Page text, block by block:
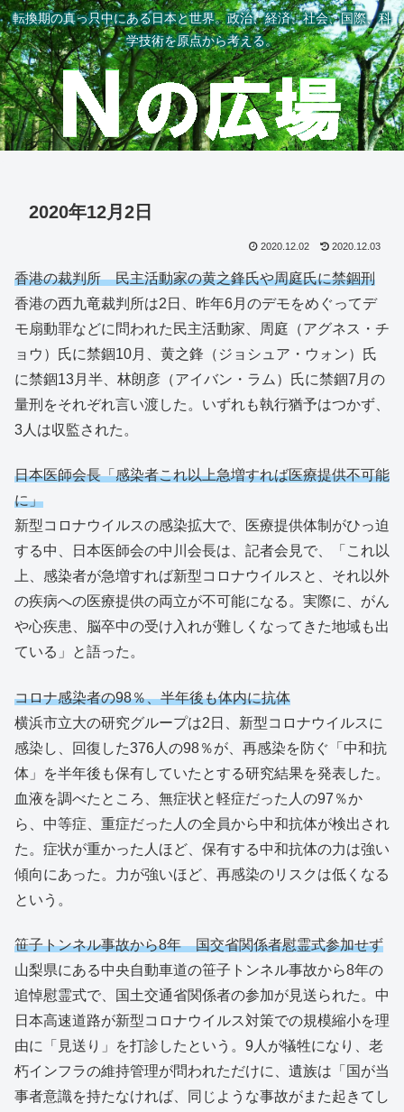
転換期の真っ只中にある日本と世界。政治、経済、社会、国際、科
学技術を原点から考える。
2020年12月2日
2020.12.02 2020.12.03
香港の裁判所 民主活動家の黄之鋒氏や周庭氏に禁錮刑
香港の西九竜裁判所は2日、昨年6月のデモをめぐってデ
モ扇動罪などに問われた民主活動家、周庭（アグネス・チ
ョウ）氏に禁錮10月、黄之鋒（ジョシュア・ウォン）氏
に禁錮13月半、林朗彦（アイバン・ラム）氏に禁錮7月の
量刑をそれぞれ言い渡した。いずれも執行猶予はつかず、
3人は収監された。
日本医師会長「感染者これ以上急増すれば医療提供不可能
に」
新型コロナウイルスの感染拡大で、医療提供体制がひっ迫
する中、日本医師会の中川会長は、記者会見で、「これ以
上、感染者が急増すれば新型コロナウイルスと、それ以外
の疾病への医療提供の両立が不可能になる。実際に、がん
や心疾患、脳卒中の受け入れが難しくなってきた地域も出
ている」と語った。
コロナ感染者の98％、半年後も体内に抗体
横浜市立大の研究グループは2日、新型コロナウイルスに
感染し、回復した376人の98％が、再感染を防ぐ「中和抗
体」を半年後も保有していたとする研究結果を発表した。
血液を調べたところ、無症状と軽症だった人の97％か
ら、中等症、重症だった人の全員から中和抗体が検出され
た。症状が重かった人ほど、保有する中和抗体の力は強い
傾向にあった。力が強いほど、再感染のリスクは低くなる
という。
笹子トンネル事故から8年 国交省関係者慰霊式参加せず
山梨県にある中央自動車道の笹子トンネル事故から8年の
追悼慰霊式で、国土交通省関係者の参加が見送られた。中
日本高速道路が新型コロナウイルス対策での規模縮小を理
由に「見送り」を打診したという。9人が犠牲になり、老
朽インフラの維持管理が問われただけに、遺族は「国が当
事者意識を持たなければ、同じような事故がまた起きてし